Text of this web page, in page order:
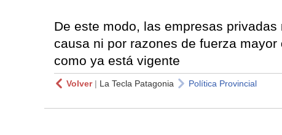
De este modo, las empresas
causa ni por razones de fuerza
como ya está vigente
Volver| La Tecla Patagonia Política Provincial